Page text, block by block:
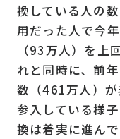
換している人の
用だった人で今
（93万人）を上
れと同時に、前
数（461万人）
参入している様
換は着実に進ん